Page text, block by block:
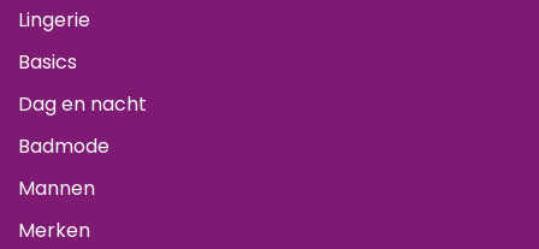
Lingerie
Basics
Dag en nacht
Badmode
Mannen
Merken